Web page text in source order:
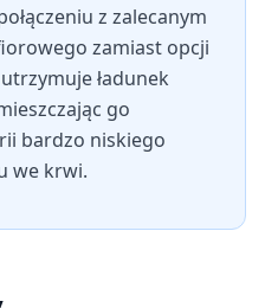
z zalecanym
zamiast opcji
ładunek
go
bardzo niskiego
we krwi.